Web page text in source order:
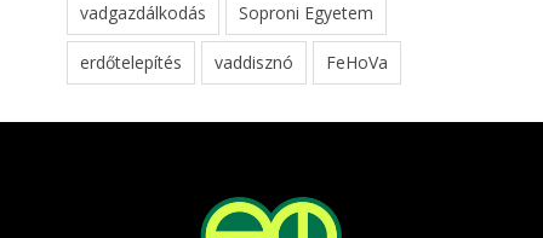
vadgazdálkodás Soproni Egyetem
erdőtelepítés vaddisznó FeHoVa